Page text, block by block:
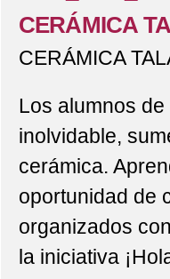
2022 E.INFANTIL ' LA
2022 E.INFANTIL Y
2022
2022 E.PRIMARIA
CERÁMICA
CERÁMICA
Los alumnos
inolvidable,
cerámica.
oportunidad de
organizados
la iniciativa